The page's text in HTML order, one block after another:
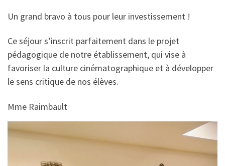
Un grand bravo à tous pour leur investissement !
Ce séjour s’inscrit parfaitement dans le projet
pédagogique de notre établissement, qui vise à
favoriser la culture cinématographique et à développer
le sens critique de nos élèves.
Mme Raimbault